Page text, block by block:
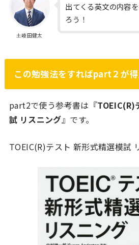
土岐田健太
出てくる英文の内容
ろう！
この勉強法をすればpart２が得
part2で使う参考書は『TOEIC(R)
試 リスニング』です。
TOEIC(R)テスト 新形式精選模試